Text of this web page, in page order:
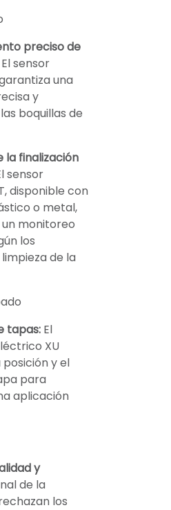
preciso de
El sensor
una
y
boquillas de
la finalización
sensor
disponible con
o metal,
monitoreo
los
de la
tapas: El
XU
y el
para
aplicación
y
de la
los